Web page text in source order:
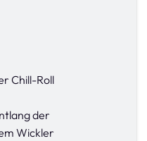
Chill-Roll
der
Wickler